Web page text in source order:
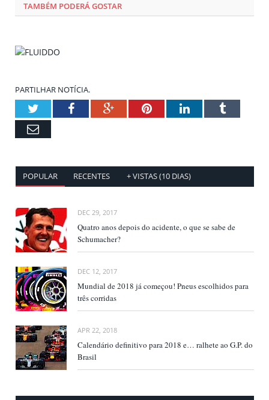
TAMBÉM PODERÁ GOSTAR
PARTILHAR NOTÍCIA.
TwitterFacebookGoogle+PinterestLinkedInTumblr
Email
POPULAR RECENTES + VISTAS (10 DIAS)
DEC 29, 2017
Quatro anos depois do acidente, o que se sabe de
Schumacher?
DEC 12, 2017
Mundial de 2018 já começou! Pneus escolhidos para
três corridas
APR 22, 2018
Calendário definitivo para 2018 e… ralhete ao G.P. do
Brasil